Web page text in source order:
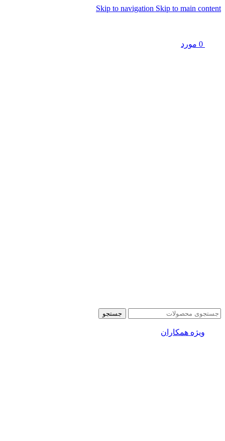
Skip to navigation Skip to main content
0 مورد
جستجو
ویژه همکاران